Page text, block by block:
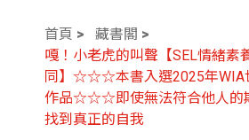
首頁
藏書閣
嘎！小老虎的叫聲【SEL情緒素
同】☆☆☆本書入選2025年WIA
作品☆☆☆即使無法符合他人的
找到真正的自我